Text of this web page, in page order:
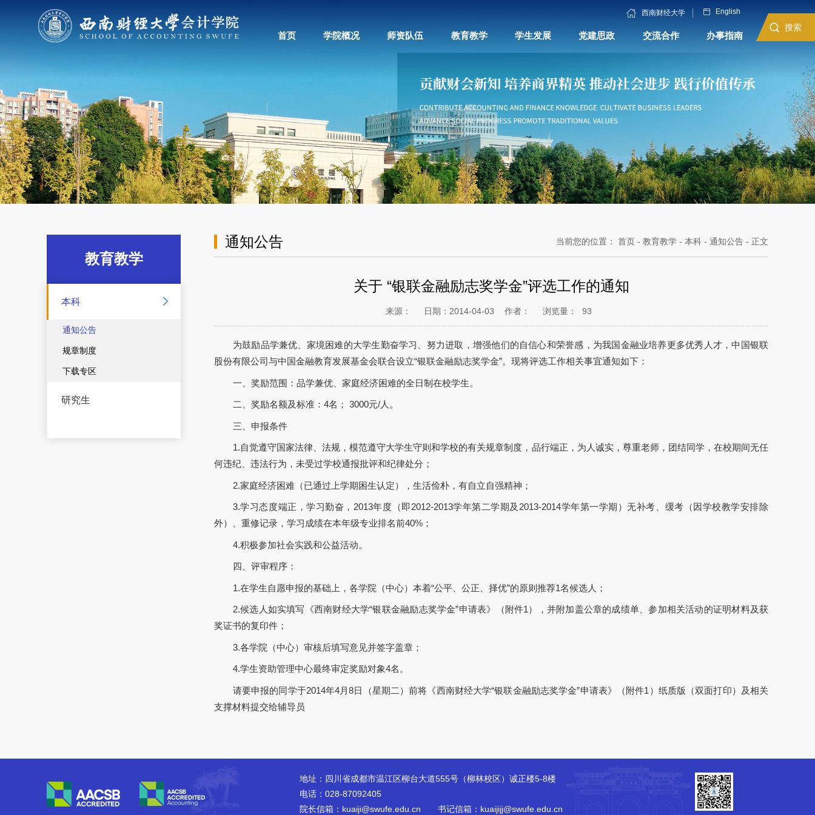
西南财经大学 English
首页 学院概况 师资队伍 教育教学 学生发展 党建思政 交流合作 办事指南
搜索
教育教学
本科
通知公告
规章制度
下载专区
研究生
通知公告 当前您的位置： 首页 - 教育教学 - 本科 - 通知公告 - 正文
关于 “银联金融励志奖学金”评选工作的通知
来源： 日期：2014-04-03 作者： 浏览量： 93
为鼓励品学兼优、家境困难的大学生勤奋学习、努力进取，增强他们的自信心和荣誉感，为我国金融业培养更多优秀人才，中国银联
股份有限公司与中国金融教育发展基金会联合设立“银联金融励志奖学金”。现将评选工作相关事宜通知如下：
一、奖励范围：品学兼优、家庭经济困难的全日制在校学生。
二、奖励名额及标准：4名； 3000元/人。
三、申报条件
1.自觉遵守国家法律、法规，模范遵守大学生守则和学校的有关规章制度，品行端正，为人诚实，尊重老师，团结同学，在校期间无任
何违纪、违法行为，未受过学校通报批评和纪律处分；
2.家庭经济困难（已通过上学期困生认定），生活俭朴，有自立自强精神；
3.学习态度端正，学习勤奋，2013年度（即2012-2013学年第二学期及2013-2014学年第一学期）无补考、缓考（因学校教学安排除
外）、重修记录，学习成绩在本年级专业排名前40%；
4.积极参加社会实践和公益活动。
四、评审程序：
1.在学生自愿申报的基础上，各学院（中心）本着“公平、公正、择优”的原则推荐1名候选人；
2.候选人如实填写《西南财经大学“银联金融励志奖学金”申请表》（附件1），并附加盖公章的成绩单、参加相关活动的证明材料及获
奖证书的复印件；
3.各学院（中心）审核后填写意见并签字盖章；
4.学生资助管理中心最终审定奖励对象4名。
请要申报的同学于2014年4月8日（星期二）前将《西南财经大学“银联金融励志奖学金”申请表》（附件1）纸质版（双面打印）及相关
支撑材料提交给辅导员
地址：四川省成都市温江区柳台大道555号（柳林校区）诚正楼5-8楼
电话：028-87092405
院长信箱：kuaiji@swufe.edu.cn 书记信箱：kuaijijj@swufe.edu.cn